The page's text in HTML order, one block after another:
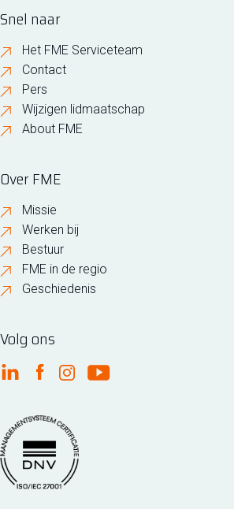
Snel naar
Het FME Serviceteam
Contact
Pers
Wijzigen lidmaatschap
About FME
Over FME
Missie
Werken bij
Bestuur
FME in de regio
Geschiedenis
Volg ons
FME Linkedin
FME Facebook
FME Instagram
FME Youtube